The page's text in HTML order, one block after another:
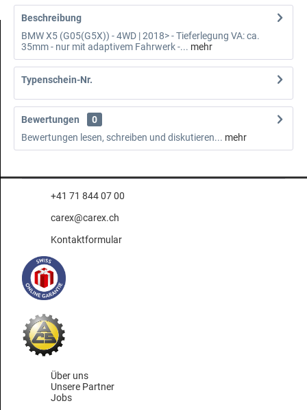
Beschreibung
BMW X5 (G05(G5X)) - 4WD | 2018> - Tieferlegung VA: ca.
35mm - nur mit adaptivem Fahrwerk -... mehr
Typenschein-Nr.
Bewertungen
0
Bewertungen lesen, schreiben und diskutieren... mehr
+41 71 844 07 00
carex@carex.ch
Kontaktformular
Über uns
Unsere Partner
Jobs